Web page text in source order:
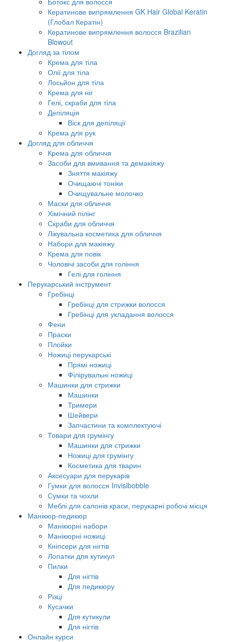
Кератинове випрямлення GK Hair Global Keratin
(Глобал Кератін)
Кератинове випрямлення волосся Brazilian
Blowout
Догляд за тілом
Крема для тіла
Олії для тіла
Лосьйон для тіла
Крема для ніг
Гелі, скраби для тіла
Депіляція
Віск для депіляції
Крема для рук
Догляд для обличчя
Крема для обличчя
Засоби для вмивання та демакіяжу
Зняття макіяжу
Очищаючі тоніки
Очищувальне молочко
Маски для обличчя
Хімічний пілінг
Скраби для обличчя
Лікувальна косметика для обличчя
Набори для макіяжу
Крема для повік
Чоловічі засоби для гоління
Гелі для гоління
Перукарський інструмент
Гребінці
Гребінці для стрижки волосся
Гребінці для укладання волосся
Фени
Праски
Плойки
Ножиці перукарські
Прямі ножиці
Філірувальні ножиці
Машинки для стрижки
Машинки
Тримери
Шейвери
Запчастини та комплектуючі
Товари для грумінгу
Машинки для стрижки
Ножиці для грумінгу
Косметика для тварин
Аксесуари для перукарів
Гумки для волосся Invisibobble
Сумки та чохли
Меблі для салонів краси, перукарні робочі місця
Манікюр-педикюр
Манікюрні набори
Манікюрні ножиці
Кніпсери для нігтів
Лопатки для кутикул
Пилки
Для нігтів
Для педикюру
Різці
Кусачки
Для кутикули
Для нігтів
Онлайн курси